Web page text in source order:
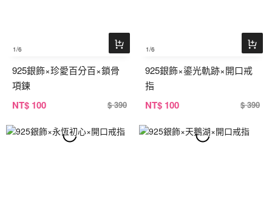
1/6
925銀飾×珍愛百分百×鎖骨
項鍊
NT$ 100 $ 390
1/6
925銀飾×鎏光軌跡×開口戒
指
NT$ 100 $ 390